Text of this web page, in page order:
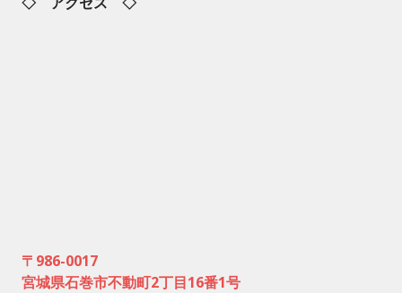
〒986-0017
宮城県石巻市不動町2丁目16番1号